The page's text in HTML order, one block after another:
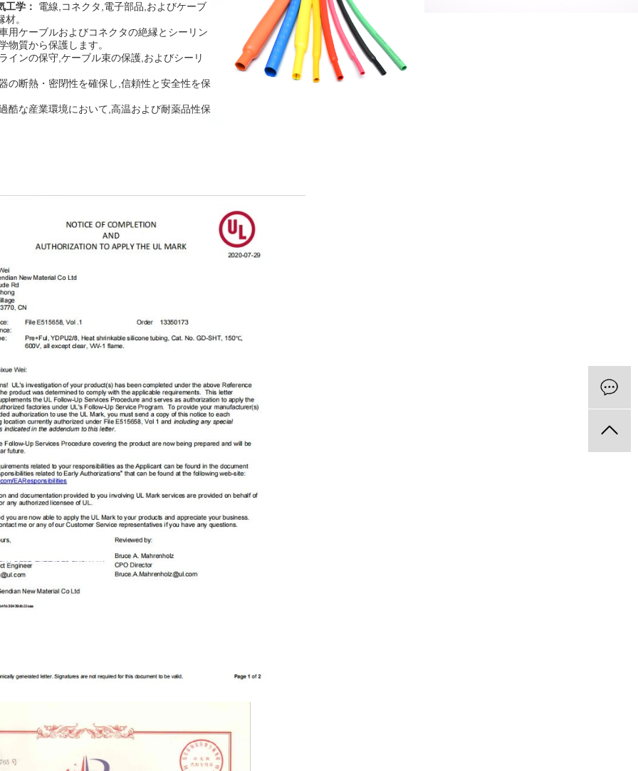
工学： 電線,コネクタ,電子部品,およびケーブ
。
用ケーブルおよびコネクタの絶縁とシーリン
物質から保護します。
インの保守,ケーブル束の保護,およびシーリ
の断熱・密閉性を確保し,信頼性と安全性を保
酷な産業環境において,高温および耐薬品性保